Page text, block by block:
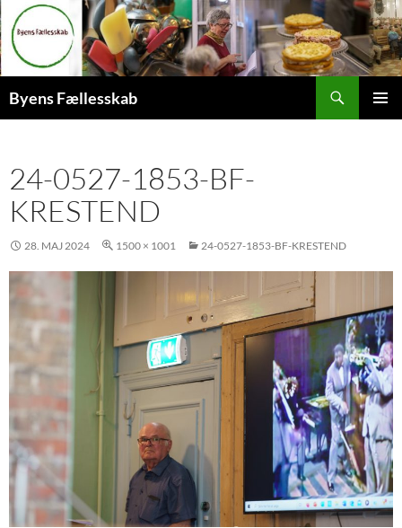
Hop
til
indhold
Byens Fællesskab
24-0527-1853-BF-
KRESTEND
28. MAJ 2024 1500 × 1001 24-0527-1853-BF-KRESTEND